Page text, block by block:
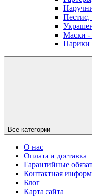
Пестис,
Маски -
Парики
Все категории
О нас
Оплата и доставка
Гарантийные
Контактная
Блог
Карта сайта